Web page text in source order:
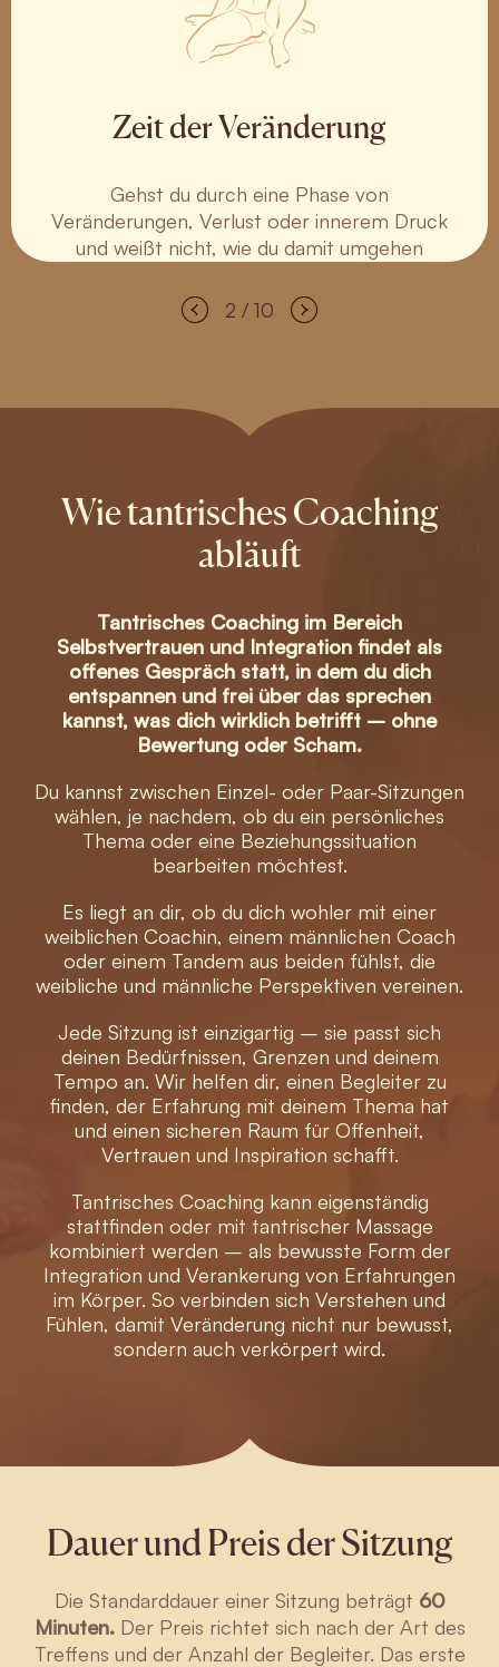
Zeit der Veränderung
Gehst du durch eine Phase von
Veränderungen, Verlust oder innerem Druck
und weißt nicht, wie du damit umgehen
2 / 10
Wie tantrisches Coaching
abläuft
Tantrisches Coaching im Bereich
Selbstvertrauen und Integration findet als
offenes Gespräch statt, in dem du dich
entspannen und frei über das sprechen
kannst, was dich wirklich betrifft – ohne
Bewertung oder Scham.
Du kannst zwischen Einzel- oder Paar-Sitzungen
wählen, je nachdem, ob du ein persönliches
Thema oder eine Beziehungssituation
bearbeiten möchtest.
Es liegt an dir, ob du dich wohler mit einer
weiblichen Coachin, einem männlichen Coach
oder einem Tandem aus beiden fühlst, die
weibliche und männliche Perspektiven vereinen.
Jede Sitzung ist einzigartig – sie passt sich
deinen Bedürfnissen, Grenzen und deinem
Tempo an. Wir helfen dir, einen Begleiter zu
finden, der Erfahrung mit deinem Thema hat
und einen sicheren Raum für Offenheit,
Vertrauen und Inspiration schafft.
Tantrisches Coaching kann eigenständig
stattfinden oder mit tantrischer Massage
kombiniert werden – als bewusste Form der
Integration und Verankerung von Erfahrungen
im Körper. So verbinden sich Verstehen und
Fühlen, damit Veränderung nicht nur bewusst,
sondern auch verkörpert wird.
Dauer und Preis der Sitzung
Die Standarddauer einer Sitzung beträgt 60
Minuten.Der Preis richtet sich nach der Art des
Treffens und der Anzahl der Begleiter. Das erste